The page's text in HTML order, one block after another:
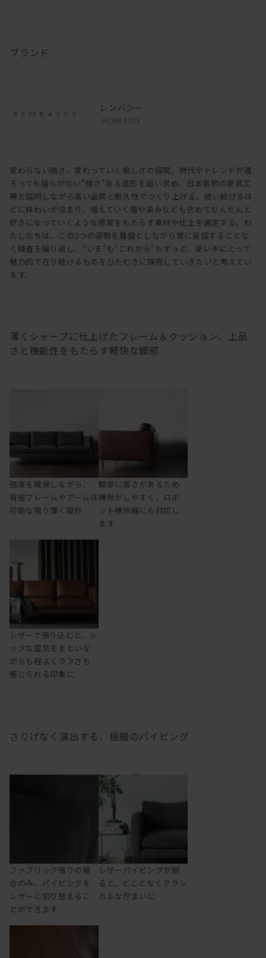
ブランド
レンバシー
REMBASSY
変わらない強さ、変わっていく愉しさの探究。時代やトレンドが遷
ろっても揺らがない“強さ”ある造形を追い求め、日本各地の家具工
房と協同しながら高い品質と耐久性でつくり上げる。使い続けるほ
どに味わいが深まり、増えていく傷や染みなども含めてだんだんと
好きになっていくような感覚をもたらす素材や仕上を選定する。わ
たしたちは、この2つの姿勢を基盤としながら常に妥協することな
く精査を繰り返し、“いま”も“これから”もずっと、使い手にとって
魅力的で在り続けるものをひたむきに探究していきたいと考えてい
ます。
薄くシャープに仕上げたフレーム＆クッション、上品
さと機能性をもたらす軽快な脚部
強度を確保しながら、
背座フレームやアームは
可能な限り薄く設計
脚部に高さがあるため
掃除がしやすく、ロボ
ット掃除機にも対応し
ます
レザーで張り込むと、シ
ックな空気をまといな
がらも程よくラフさも
感じられる印象に
さりげなく演出する、極細のパイピング
ファブリック張りの場
合のみ、パイピングを
レザーに切り替えるこ
とができます
レザーパイピングが廻
ると、どことなくクラシ
カルな佇まいに